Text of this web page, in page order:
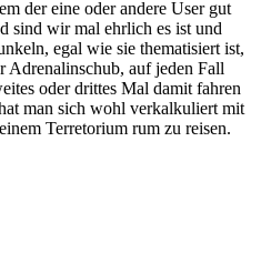
der eine oder andere User gut
sind wir mal ehrlich es ist und
egal wie sie thematisiert ist,
Adrenalinschub, auf jeden Fall
oder drittes Mal damit fahren
man sich wohl verkalkuliert mit
Terretorium rum zu reisen.